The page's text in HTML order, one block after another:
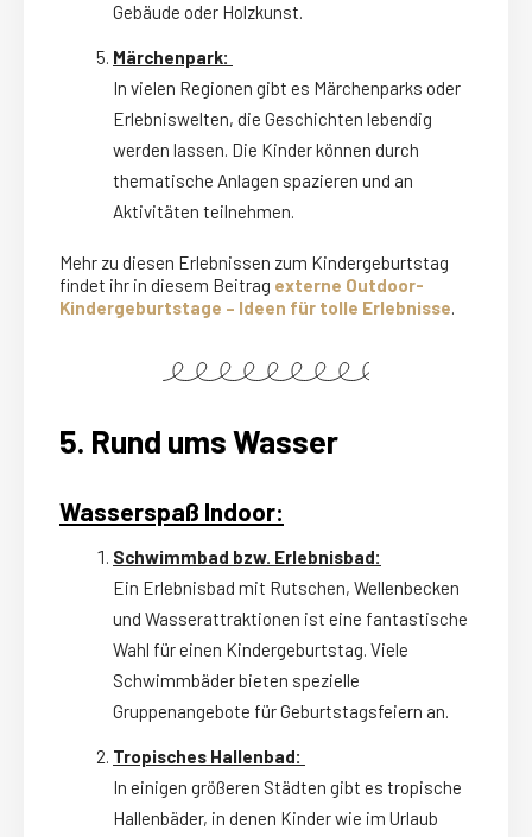
Gebäude oder Holzkunst.
Märchenpark:
In vielen Regionen gibt es Märchenparks oder
Erlebniswelten, die Geschichten lebendig
werden lassen. Die Kinder können durch
thematische Anlagen spazieren und an
Aktivitäten teilnehmen.
Mehr zu diesen Erlebnissen zum Kindergeburtstag
findet ihr in diesem Beitrag externe Outdoor-
Kindergeburtstage – Ideen für tolle Erlebnisse.
5. Rund ums Wasser
Wasserspaß Indoor:
Schwimmbad bzw. Erlebnisbad:
Ein Erlebnisbad mit Rutschen, Wellenbecken
und Wasserattraktionen ist eine fantastische
Wahl für einen Kindergeburtstag. Viele
Schwimmbäder bieten spezielle
Gruppenangebote für Geburtstagsfeiern an.
Tropisches Hallenbad:
In einigen größeren Städten gibt es tropische
Hallenbäder, in denen Kinder wie im Urlaub